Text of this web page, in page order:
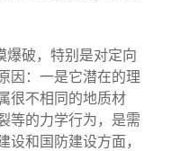
爆破，特别是对定向
因：一是它潜在的理
很不相同的地质材
等的力学行为，是需
设和国防建设方面，